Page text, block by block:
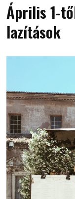
Április 1-
lazítások